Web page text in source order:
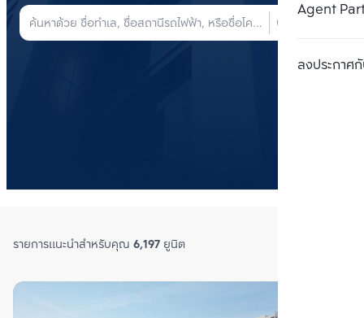
Agent
ลงประกาศกั
รายการแนะนำสำหรับคุณ 6,197 ยูนิต
รายการที่ 1
รายการที่ 2
รายการที่ 3